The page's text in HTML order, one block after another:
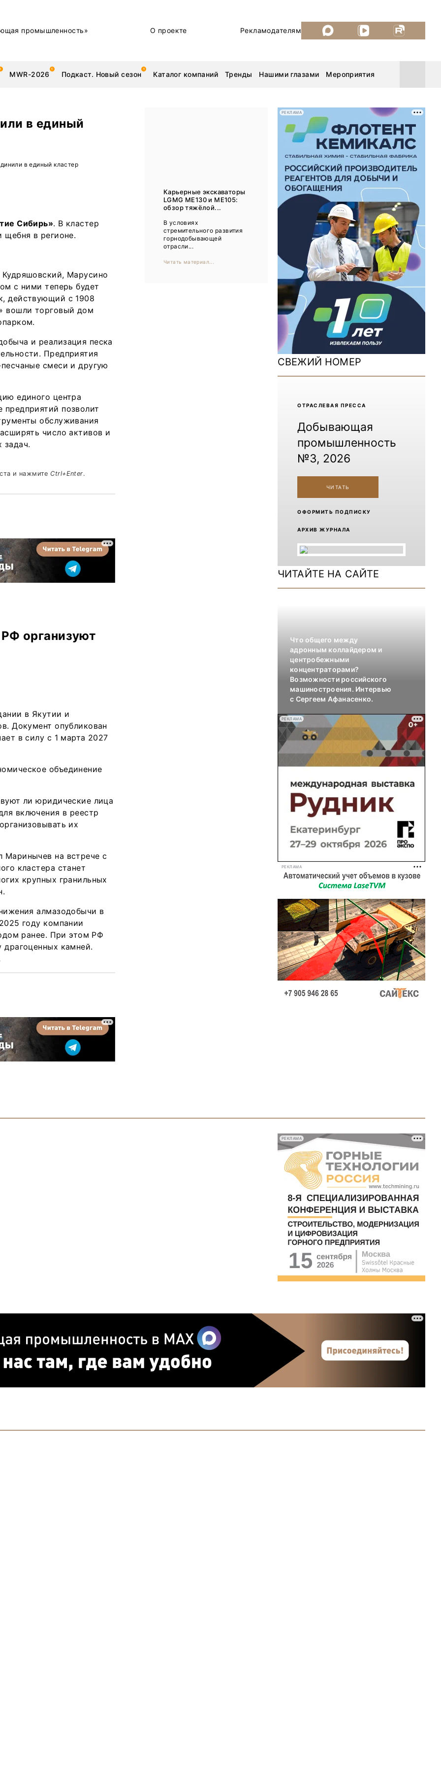
промышленность» О проекте Рекламодателям
MWR-2026 Подкаст. Новый сезон Каталог компаний Тренды Нашими глазами Мероприятия
Техника и технологии
Тренды
Каталог компаний
Уголь России и Майнинг 2026
MiningWorld Russia 2026
ДП Подкаст. Новый сезон
Рудник 2025
MiningWorld Russia 2025
Уголь России и Майнинг 2025
Рудник 2024 | Обзор выставки
В помощь шахтёру 2024
Уголь России и Майнинг 2024
Mining World Russia 2024
в единый
в единый кластер
Сибирь». В кластер
щебня в регионе.
Марусино
с ними теперь будет
действующий с 1908
вошли торговый дом
и реализация песка
Предприятия
смеси и другую
единого центра
позволит
обслуживания
число активов и
задач.
и нажмите Ctrl+Enter.
организуют
в Якутии и
Документ опубликован
в силу с 1 марта 2027
объединение
ли юридические лица
включения в реестр
их
Маринычев на встрече с
кластера станет
крупных гранильных
алмазодобычи в
году компании
ранее. При этом РФ
драгоценных камней.
Карьерные экскаваторы
LGMG ME130 и ME105:
обзор тяжёлой...
В условиях
стремительного развития
горнодобывающей
отрасли...
Читать материал...
РЕКЛАМА
СВЕЖИЙ НОМЕР
ОТРАCЛЕВАЯ ПРЕССА
Добывающая
промышленность
№3, 2026
ЧИТАТЬ
ОФОРМИТЬ ПОДПИСКУ
АРХИВ ЖУРНАЛА
ЧИТАЙТЕ НА САЙТЕ
Что общего между
адронным коллайдером и
центробежными
концентраторами?
Возможности российского
машиностроения. Интервью
с Сергеем Афанасенко.
РЕКЛАМА
РЕКЛАМА
РЕКЛАМА